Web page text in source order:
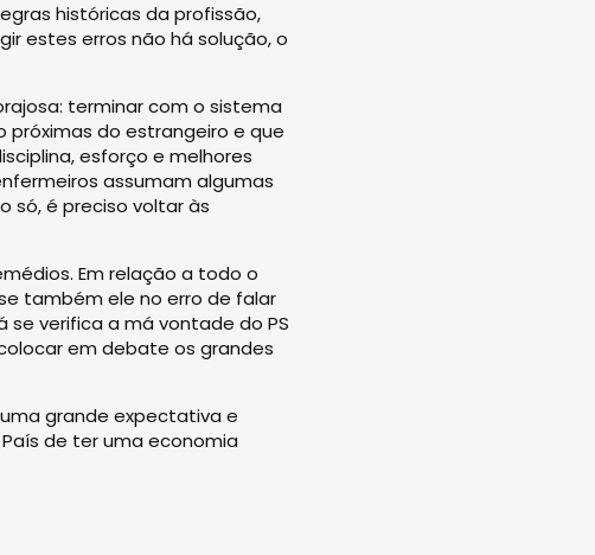
históricas da profissão,
estes erros não há solução, o
terminar com o sistema
do estrangeiro e que
esforço e melhores
assumam algumas
só, é preciso voltar às
Em relação a todo o
também ele no erro de falar
verifica a má vontade do PS
em debate os grandes
grande expectativa e
de ter uma economia